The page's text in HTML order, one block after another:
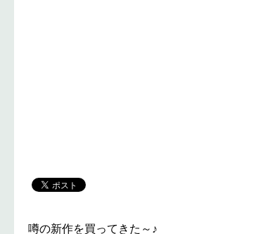
噂の新作を買ってきた～♪